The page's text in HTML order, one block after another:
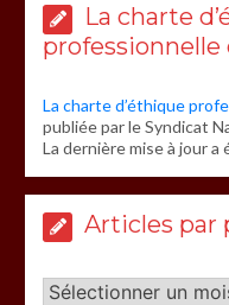
La charte
professionnelle
La charte d’éthique
publiée par le Syndicat
La dernière mise à jour
Articles par
Articles